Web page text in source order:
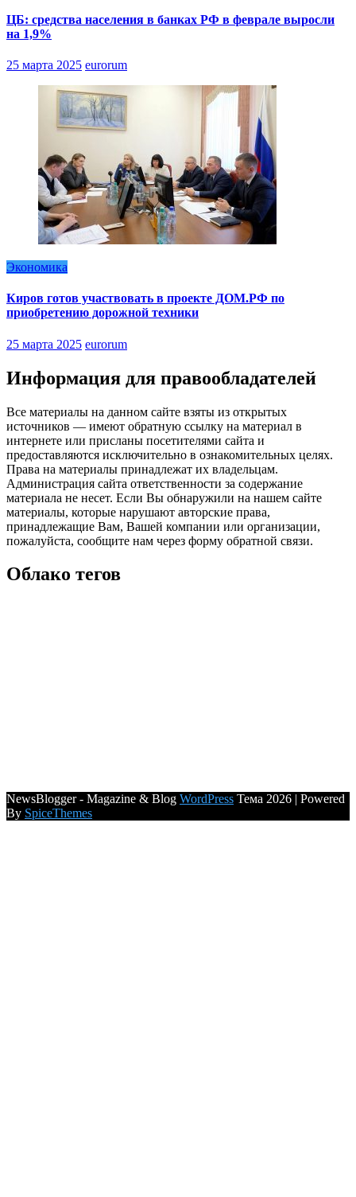
ЦБ: средства населения в банках РФ в феврале выросли
на 1,9%
25 марта 2025 eurorum
Экономика
Киров готов участвовать в проекте ДОМ.РФ по
приобретению дорожной техники
25 марта 2025 eurorum
Информация для правообладателей
Все материалы на данном сайте взяты из открытых
источников — имеют обратную ссылку на материал в
интернете или присланы посетителями сайта и
предоставляются исключительно в ознакомительных целях.
Права на материалы принадлежат их владельцам.
Администрация сайта ответственности за содержание
материала не несет. Если Вы обнаружили на нашем сайте
материалы, которые нарушают авторские права,
принадлежащие Вам, Вашей компании или организации,
пожалуйста, сообщите нам через форму обратной связи.
Облако тегов
NewsBlogger - Magazine & Blog WordPress Тема 2026 | Powered
By SpiceThemes